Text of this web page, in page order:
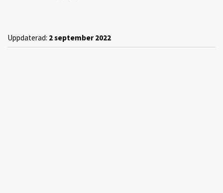
Uppdaterad: 2 september 2022